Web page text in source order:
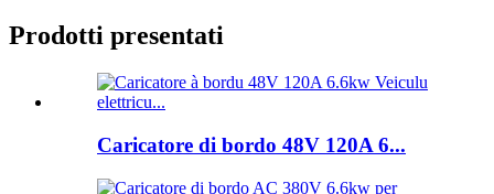
Prodotti presentati
Caricatore di bordo 48V 120A 6...